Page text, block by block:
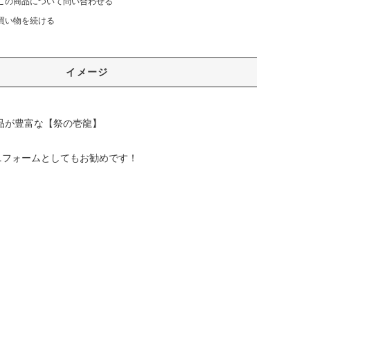
い物を続ける
イメージ
豊富な【祭の壱龍】
ォームとしてもお勧めです！